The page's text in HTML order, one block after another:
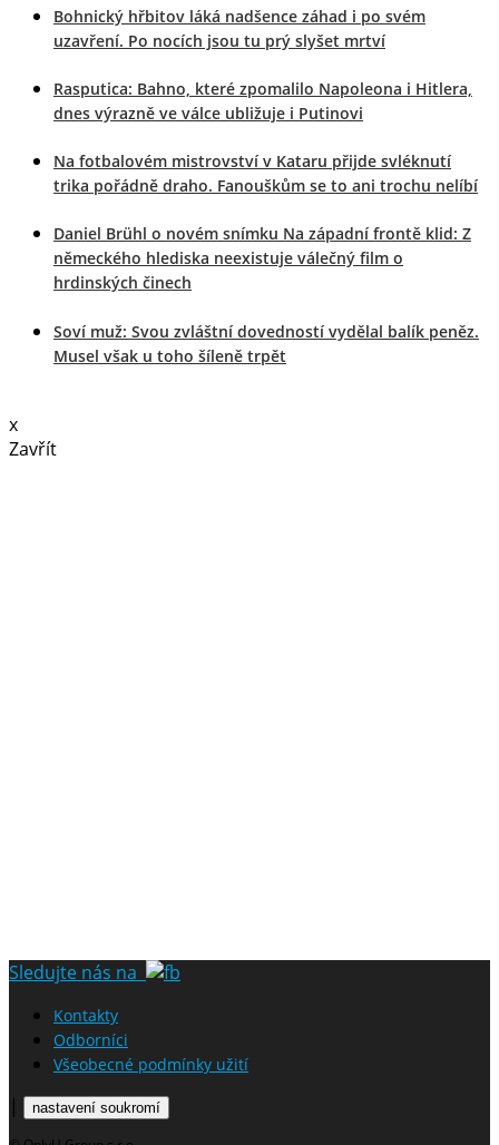
Bohnický hřbitov láká nadšence záhad i po svém
uzavření. Po nocích jsou tu prý slyšet mrtví
Rasputica: Bahno, které zpomalilo Napoleona i Hitlera,
dnes výrazně ve válce ubližuje i Putinovi
Na fotbalovém mistrovství v Kataru přijde svléknutí
trika pořádně draho. Fanouškům se to ani trochu nelíbí
Daniel Brühl o novém snímku Na západní frontě klid: Z
německého hlediska neexistuje válečný film o
hrdinských činech
Soví muž: Svou zvláštní dovedností vydělal balík peněz.
Musel však u toho šíleně trpět
x
Zavřít
Sledujte nás na
Kontakty
Odborníci
Všeobecné podmínky užití
| nastavení soukromí